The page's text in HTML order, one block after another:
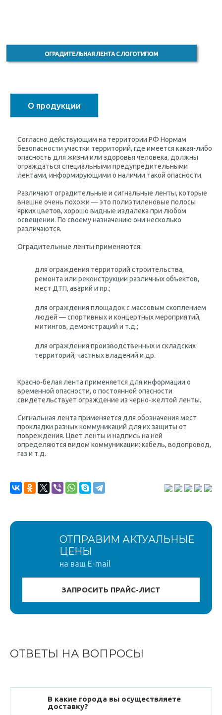
ОГРАДИТЕЛЬНАЯ ЛЕНТА С ЛОГОТИПОМ
О продукции
Согласно действующим на территории РФ Нормам
безопасности участки территорий, где имеется какая-либо
опасность для жизни или здоровья человека, должны
ограждаться специальными предупредительными
лентами, информирующими о наличии такой опасности.
Различают оградительные и сигнальные ленты, которые
внешне очень похожи — это полиэтиленовые полосы
ярких цветов, хорошо видные издалека при любом
освещении. По своему назначению они несколько
различаются.
Оградительные ленты применяются:
для ограждения территорий строительства,
ремонта или реконструкции различных объектов,
мест ДТП, аварий и пр.;
для ограждения площадок с массовым скоплением
людей — спортивных и концертных мероприятий,
митингов, демонстраций и т.д.;
для ограждения производственных и складских
территорий, частных владений и др.
Красно-белая лента применяется для информации о
временной опасности, о постоянной опасности
свидетельствует ограждение из черно-желтой ленты.
Сигнальная лента применяется для обозначения мест
прокладки разных коммуникаций для их защиты от
повреждения. Цвет ленты и надпись на ней
определяются видом коммуникации: кабель, водопровод,
газ и т.д.
ОТПРАВИМ АКТУАЛЬНЫЕ
ЦЕНЫ
на ваш E-mail
ОТВЕТЫ НА ВОПРОСЫ
В какие города вы осуществляете
доставку?